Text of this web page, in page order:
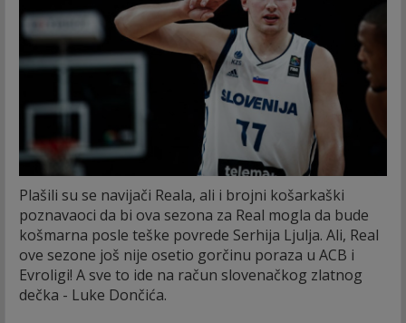
Plašili su se navijači Reala, ali i brojni košarkaški
poznavaoci da bi ova sezona za Real mogla da bude
košmarna posle teške povrede Serhija Ljulja. Ali, Real
ove sezone još nije osetio gorčinu poraza u ACB i
Evroligi! A sve to ide na račun slovenačkog zlatnog
dečka - Luke Dončića.